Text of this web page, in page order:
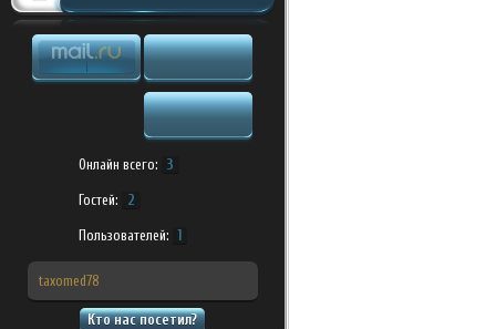
Онлайн всего: 3
Гостей: 2
Пользователей: 1
taxomed78
Кто нас посетил?